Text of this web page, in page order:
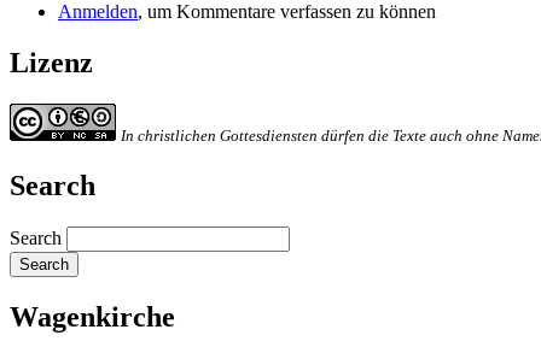
Anmelden, um Kommentare verfassen zu können
Lizenz
In christlichen Gottesdiensten dürfen die Texte auch ohne
Search
Search
Wagenkirche